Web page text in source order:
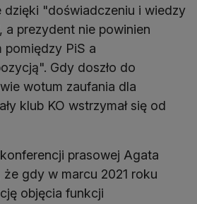
dzięki "doświadczeniu i wiedzy
prezydent nie powinien
pomiędzy PiS a
Gdy doszło do
wotum zaufania dla
klub KO wstrzymał się od
prasowej Agata
że gdy w marcu 2021 roku
objęcia funkcji